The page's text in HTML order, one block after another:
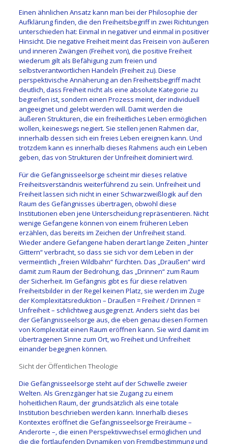
Einen ähnlichen Ansatz kann man bei der Philosophie der
Aufklärung finden, die den Freiheitsbegriff in zwei Richtungen
unterschieden hat: Einmal in negativer und einmal in positiver
Hinsicht. Die negative Freiheit meint das Freisein von äußeren
und inneren Zwängen (Freiheit von), die positive Freiheit
wiederum gilt als Befähigung zum freien und
selbstverantwortlichen Handeln (Freiheit zu). Diese
perspektivische Annäherung an den Freiheitsbegriff macht
deutlich, dass Freiheit nicht als eine absolute Kategorie zu
begreifen ist, sondern einen Prozess meint, der individuell
angeeignet und gelebt werden will. Damit werden die
äußeren Strukturen, die ein freiheitliches Leben ermöglichen
wollen, keineswegs negiert. Sie stellen jenen Rahmen dar,
innerhalb dessen sich ein freies Leben ereignen kann. Und
trotzdem kann es innerhalb dieses Rahmens auch ein Leben
geben, das von Strukturen der Unfreiheit dominiert wird.
Für die Gefängnisseelsorge scheint mir dieses relative
Freiheitsverständnis weiterführend zu sein. Unfreiheit und
Freiheit lassen sich nicht in einer Schwarzweißlogik auf den
Raum des Gefängnisses übertragen, obwohl diese
Institutionen eben jene Unterscheidung repräsentieren. Nicht
wenige Gefangene können von einem früheren Leben
erzählen, das bereits im Zeichen der Unfreiheit stand.
Wieder andere Gefangene haben derart lange Zeiten „hinter
Gittern“ verbracht, so dass sie sich vor dem Leben in der
vermeintlich „freien Wildbahn“ fürchten. Das „Draußen“ wird
damit zum Raum der Bedrohung, das „Drinnen“ zum Raum
der Sicherheit. Im Gefängnis gibt es für diese relativen
Freiheitsbilder in der Regel keinen Platz, sie werden im Zuge
der Komplexitätsreduktion – Draußen = Freiheit / Drinnen =
Unfreiheit – schlichtweg ausgegrenzt. Anders sieht das bei
der Gefängnisseelsorge aus, die eben genau diesen Formen
von Komplexität einen Raum eröffnen kann. Sie wird damit im
übertragenen Sinne zum Ort, wo Freiheit und Unfreiheit
einander begegnen können.
Sicht der Öffentlichen Theologie
Die Gefängnisseelsorge steht auf der Schwelle zweier
Welten. Als Grenzgänger hat sie Zugang zu einem
hoheitlichen Raum, der grundsätzlich als eine totale
Institution beschrieben werden kann. Innerhalb dieses
Kontextes eröffnet die Gefängnisseelsorge Freiräume –
Anderorte –, die einen Perspektivwechsel ermöglichen und
die die fortlaufenden Dynamiken von Fremdbestimmung und